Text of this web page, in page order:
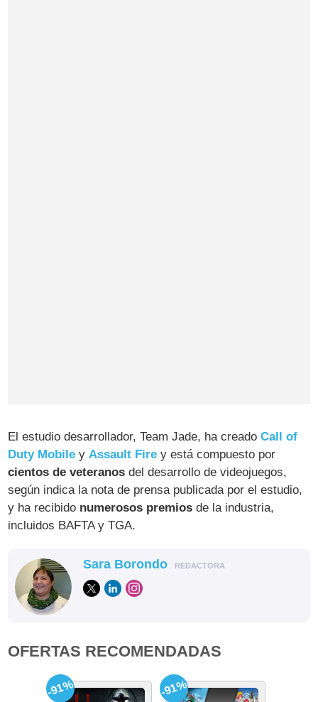
El estudio desarrollador, Team Jade, ha creadoCall of
Duty Mobile yAssault Fire y está compuesto por
cientos de veteranos del desarrollo de videojuegos,
según indica la nota de prensa publicada por el estudio,
y ha recibido numerosos premios de la industria,
incluidos BAFTA y TGA.
Sara Borondo REDACTORA
OFERTAS RECOMENDADAS
-91% -91%